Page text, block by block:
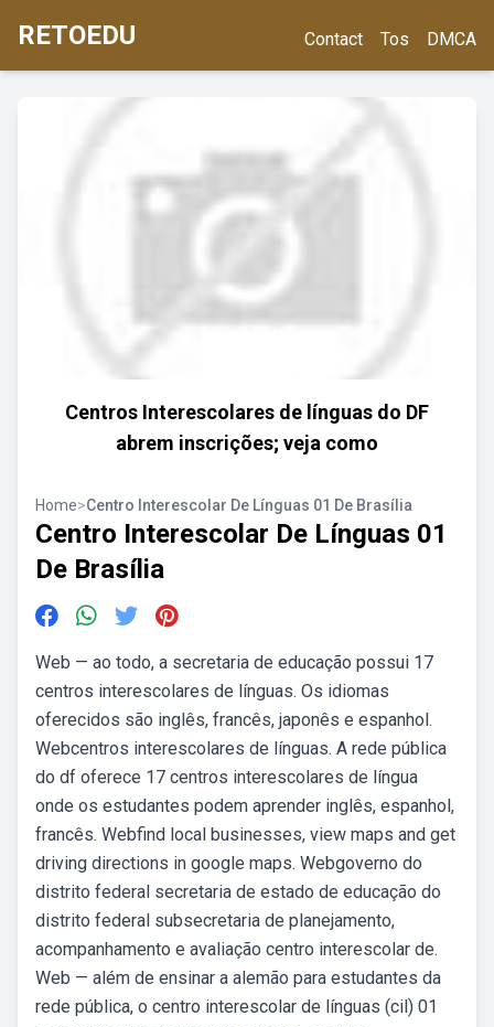
RETOEDU Contact Tos DMCA
Centros Interescolares de línguas do DF
abrem inscrições; veja como
Home>Centro Interescolar De Línguas 01 De Brasília
Centro Interescolar De Línguas 01
De Brasília
Web — ao todo, a secretaria de educação possui 17
centros interescolares de línguas. Os idiomas
oferecidos são inglês, francês, japonês e espanhol.
Webcentros interescolares de línguas. A rede pública
do df oferece 17 centros interescolares de língua
onde os estudantes podem aprender inglês, espanhol,
francês. Webfind local businesses, view maps and get
driving directions in google maps. Webgoverno do
distrito federal secretaria de estado de educação do
distrito federal subsecretaria de planejamento,
acompanhamento e avaliação centro interescolar de.
Web — além de ensinar a alemão para estudantes da
rede pública, o centro interescolar de línguas (cil) 01